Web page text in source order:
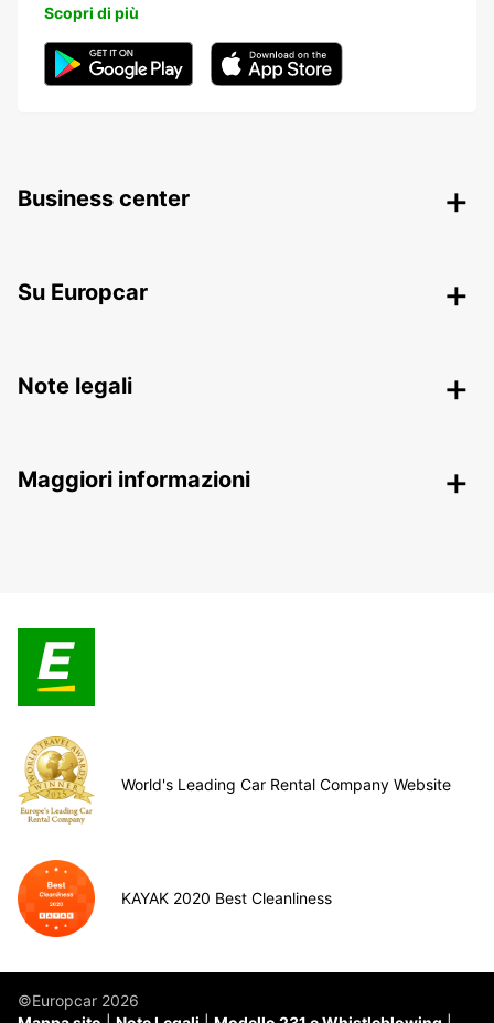
Scopri di più
Business center
Su Europcar
Note legali
Maggiori informazioni
World's Leading Car Rental Company Website
KAYAK 2020 Best Cleanliness
©Europcar 2026